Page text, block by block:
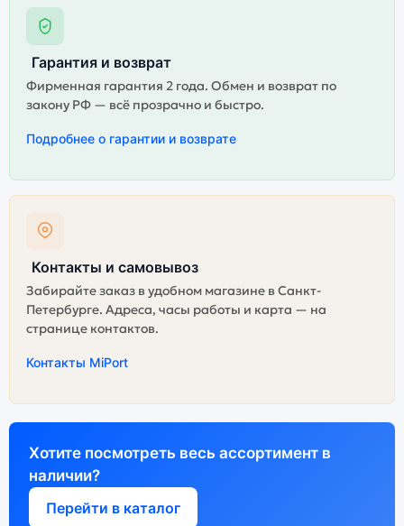
Гарантия и возврат
Фирменная гарантия 2 года. Обмен и возврат по
закону РФ — всё прозрачно и быстро.
Подробнее о гарантии и возврате
Контакты и самовывоз
Забирайте заказ в удобном магазине в Санкт-
Петербурге. Адреса, часы работы и карта — на
странице контактов.
Контакты MiPort
Хотите посмотреть весь ассортимент в
наличии?
Перейти в каталог